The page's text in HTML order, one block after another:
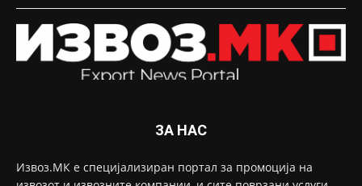
ЗА НАС
Извоз.МК е специјализиран портал за промоција на